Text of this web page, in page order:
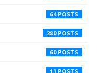
64
280
60
11